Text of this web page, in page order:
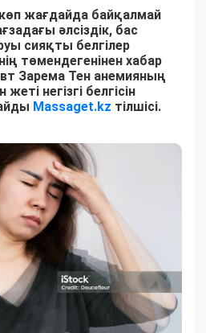
жағдайда байқалмай
әлсіздік, бас
сияқты белгілер
төмендегенінен хабар
Зарема Тен анемияның
негізгі белгісін
Massaget.kz тілшісі.